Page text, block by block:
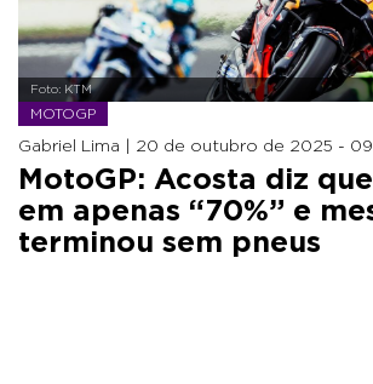
Foto: KTM
MOTOGP
Gabriel Lima | 20 de outubro de 2025 -
MotoGP: Acosta diz
em apenas “70%” e
terminou sem pneus